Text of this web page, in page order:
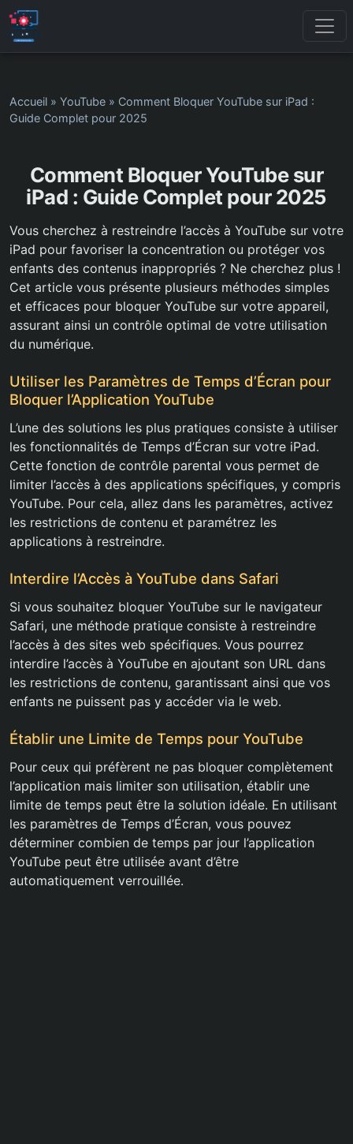
Accueil » YouTube » Comment Bloquer YouTube sur iPad :
Guide Complet pour 2025
Comment Bloquer YouTube sur
iPad : Guide Complet pour 2025
Vous cherchez à restreindre l’accès à YouTube sur votre
iPad pour favoriser la concentration ou protéger vos
enfants des contenus inappropriés ? Ne cherchez plus !
Cet article vous présente plusieurs méthodes simples
et efficaces pour bloquer YouTube sur votre appareil,
assurant ainsi un contrôle optimal de votre utilisation
du numérique.
Utiliser les Paramètres de Temps d’Écran pour
Bloquer l’Application YouTube
L’une des solutions les plus pratiques consiste à utiliser
les fonctionnalités de Temps d’Écran sur votre iPad.
Cette fonction de contrôle parental vous permet de
limiter l’accès à des applications spécifiques, y compris
YouTube. Pour cela, allez dans les paramètres, activez
les restrictions de contenu et paramétrez les
applications à restreindre.
Interdire l’Accès à YouTube dans Safari
Si vous souhaitez bloquer YouTube sur le navigateur
Safari, une méthode pratique consiste à restreindre
l’accès à des sites web spécifiques. Vous pourrez
interdire l’accès à YouTube en ajoutant son URL dans
les restrictions de contenu, garantissant ainsi que vos
enfants ne puissent pas y accéder via le web.
Établir une Limite de Temps pour YouTube
Pour ceux qui préfèrent ne pas bloquer complètement
l’application mais limiter son utilisation, établir une
limite de temps peut être la solution idéale. En utilisant
les paramètres de Temps d’Écran, vous pouvez
déterminer combien de temps par jour l’application
YouTube peut être utilisée avant d’être
automatiquement verrouillée.